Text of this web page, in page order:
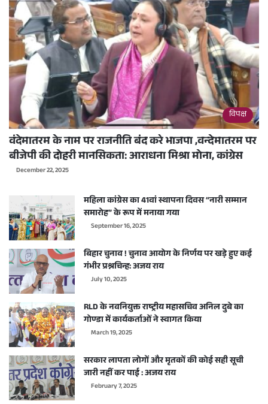
विपक्ष
वंदेमातरम के नाम पर राजनीति बंद करे भाजपा ,वन्देमातरम पर
बीजेपी की दोहरी मानसिकता: आराधना मिश्रा मोना, कांग्रेस
December 22, 2025
महिला कांग्रेस का 41वां स्थापना दिवस “नारी सम्मान
समारोह” के रूप में मनाया गया
September 16, 2025
बिहार चुनाव ! चुनाव आयोग के निर्णय पर खड़े हुए कई
गंभीर प्रश्नचिन्ह: अजय राय
July 10, 2025
RLD के नवनियुक्त राष्ट्रीय महासचिव अनिल दुबे का
गोण्डा में कार्यकर्ताओं ने स्वागत किया
March 19, 2025
सरकार लापता लोगों और मृतकों की कोई सही सूची
जारी नहीं कर पाई : अजय राय
February 7, 2025